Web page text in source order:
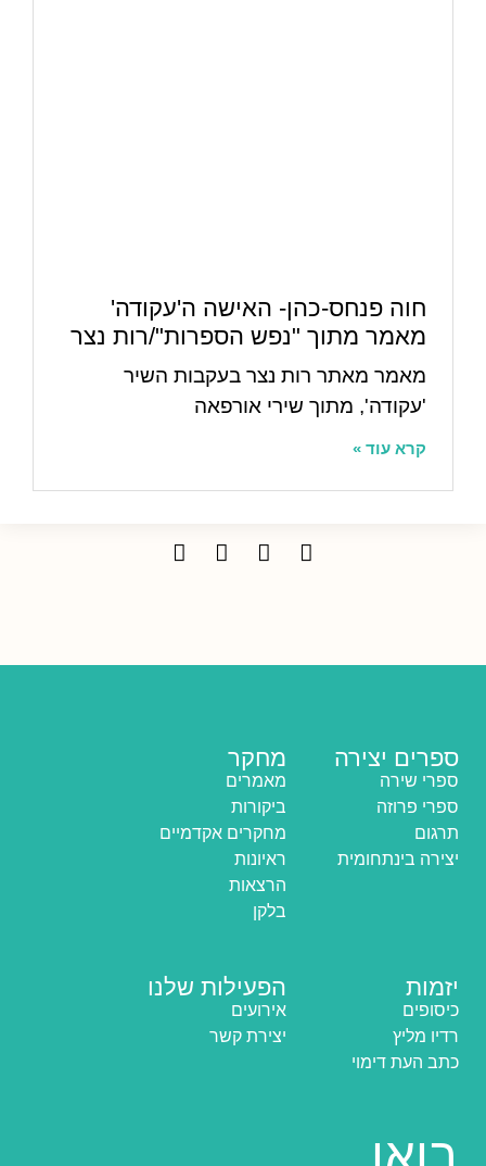
חוה פנחס-כהן- האישה ה'עקודה'
מאמר מתוך "נפש הספרות"/רות נצר
מאמר מאתר רות נצר בעקבות השיר
'עקודה', מתוך שירי אורפאה
קרא עוד »
ספרים יצירה
ספרי שירה
ספרי פרוזה
תרגום
יצירה בינתחומית
מחקר
מאמרים
ביקורות
מחקרים אקדמיים
ראיונות
הרצאות
בלקן
יזמות
כיסופים
רדיו מליץ
כתב העת דימוי
הפעילות שלנו
אירועים
יצירת קשר